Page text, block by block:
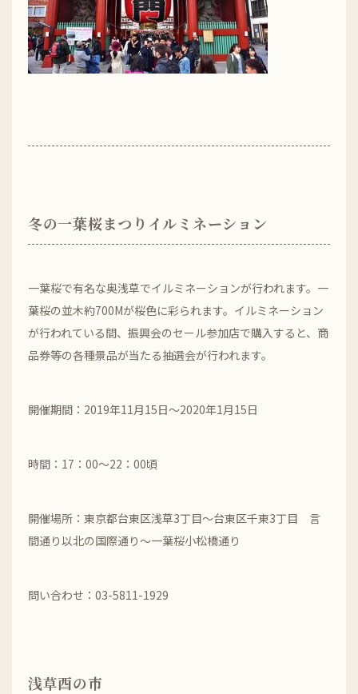
冬の一葉桜まつりイルミネーション
一葉桜で有名な奥浅草でイルミネーションが行われます。一
葉桜の並木約700Mが桜色に彩られます。イルミネーション
が行われている間、振興会のセール参加店で購入すると、商
品券等の各種景品が当たる抽選会が行われます。
開催期間：2019年11月15日～2020年1月15日
時間：17：00～22：00頃
開催場所：東京都台東区浅草3丁目～台東区千東3丁目 言
間通り以北の国際通り～一葉桜小松橋通り
問い合わせ：03-5811-1929
浅草酉の市